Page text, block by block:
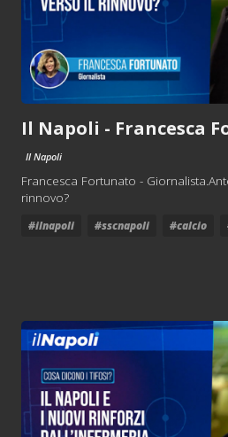
Il Napoli - Francesca
Il Napoli
Francesca Fortunato -
rinnovo?
#ilnapoli #sscnapoli #calcio